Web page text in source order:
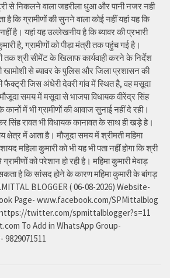
से निकलने वाला जहरीला धुआ और पानी नजर नही
कि ग्रामीणों की सुनने वाला कोई नहीं यहां यह कि
है। यहां यह उल्लेखनीय है कि ब्यावर की प्रभारी
है, ग्रामीणों को पीड़ा मंत्री तक पहुंच गई है।
तक श्री सीमेंट के खिलाफ कार्यवाही करने के निर्देश
खामोशी से ब्यावर के पुलिस और जिला प्रशासन की
फैक्ट्री जिस अंधेरी देवरी गांव में स्थित है, वह मसूदा
समय में मसूदा से भाजपा विधायक वीरेंद्र सिंह
में भी ग्रामीणों की आवाज सुनाई नहीं दे रही।
सिंह रावत भी विधायक कानावत के साथ ही खड़े हे।
क्षेत्र में आता है। मौजूदा समय में श्रीमती महिमा
महिला कुमारी को भी यह भी पता नहीं होगा कि श्री
को परेशान हो रही है। महिमा कुमारी मेवाड़
है कि सांसद होने के कारण महिमा कुमारी के बांगड़
BLOGGER ( 06-08-2026) Website-
Page- www.facebook.com/SPMittalblog
twitter.com/spmittalblogger?s=11
To Add in WhatsApp Group-
9829071511